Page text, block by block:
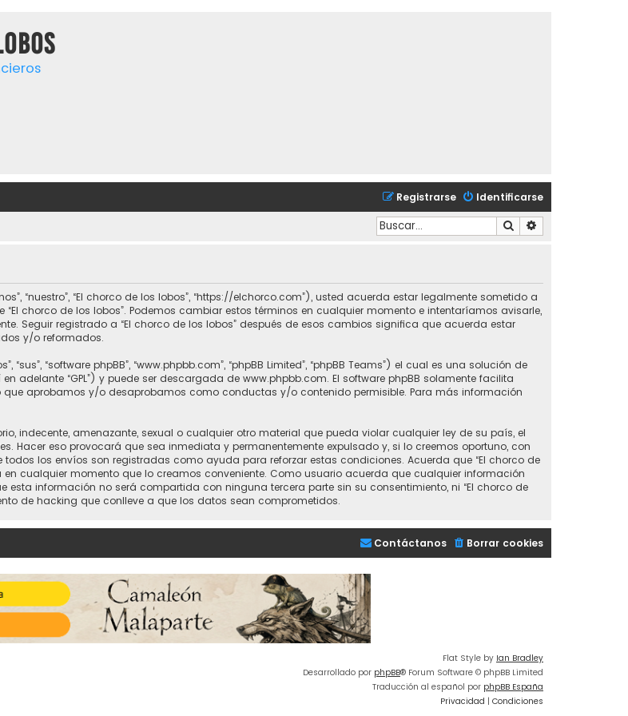
Identificarse
Registrarse
Buscar
“nuestro”, “El chorco de los lobos”, “https://elchorco.com”), usted acuerda estar legalmente sometido a
chorco de los lobos”. Podemos cambiar estos términos en cualquier momento e intentaríamos avisarle,
Seguir registrado a “El chorco de los lobos” después de esos cambios significa que acuerda estar
y/o reformados.
“software phpBB”, “www.phpbb.com”, “phpBB Limited”, “phpBB Teams”) el cual es una solución de
adelante “GPL”) y puede ser descargada de www.phpbb.com. El software phpBB solamente facilita
que aprobamos y/o desaprobamos como conductas y/o contenido permisible. Para más información
indecente, amenazante, sexual o cualquier otro material que pueda violar cualquier ley de su país, el
Hacer eso provocará que sea inmediata y permanentemente expulsado y, si lo creemos oportuno, con
todos los envíos son registradas como ayuda para reforzar estas condiciones. Acuerda que “El chorco de
cualquier momento que lo creamos conveniente. Como usuario acuerda que cualquier información
información no será compartida con ninguna tercera parte sin su consentimiento, ni “El chorco de
de hacking que conlleve a que los datos sean comprometidos.
Borrar cookies
Contáctanos
Flat Style by Ian Bradley
Desarrollado por phpBB® Forum Software © phpBB Limited
Traducción al español por phpBB España
Privacidad | Condiciones